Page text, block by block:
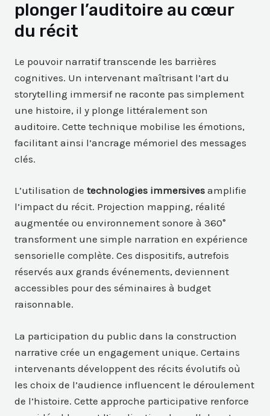
plonger l’auditoire au cœur
du récit
Le pouvoir narratif transcende les barrières
cognitives. Un intervenant maîtrisant l’art du
storytelling immersif ne raconte pas simplement
une histoire, il y plonge littéralement son
auditoire. Cette technique mobilise les émotions,
facilitant ainsi l’ancrage mémoriel des messages
clés.
L’utilisation detechnologies immersives amplifie
l’impact du récit. Projection mapping, réalité
augmentée ou environnement sonore à 360°
transforment une simple narration en expérience
sensorielle complète. Ces dispositifs, autrefois
réservés aux grands événements, deviennent
accessibles pour des séminaires à budget
raisonnable.
La participation du public dans la construction
narrative crée un engagement unique. Certains
intervenants développent des récits évolutifs où
les choix de l’audience influencent le déroulement
de l’histoire. Cette approche participative renforce